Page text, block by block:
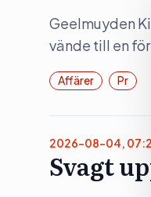
Geelmuyden
vände till en
Affärer Pr
2026-08-04,
Svagt